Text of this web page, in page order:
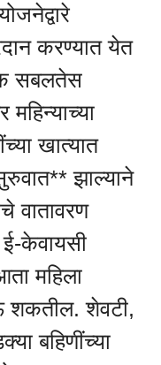
करण्यात येत
सबलतेस
खात्यात
झाल्याने
वातावरण
केवायसी
महिला
शेवटी,
बहिणींच्या